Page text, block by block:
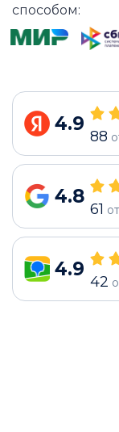
способом:
4.9
88
4.8
61
4.9
42